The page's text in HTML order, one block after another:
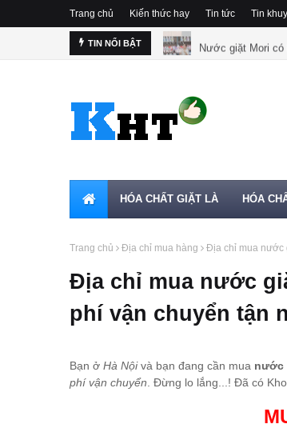
Trang chủ Kiến thức hay Tin tức Tin
TIN NỔI BẬT Nước giặt Mori có
HÓA CHẤT GIẶT LÀ HÓA
Trang chủ Địa chỉ mua hàng Địa chỉ mua nước
Địa chỉ mua nước
phí vận chuyển tận
Bạn ở Hà Nộivà bạn đang cần mua nước
phí vận chuyển . Đừng lo lắng...! Đã có